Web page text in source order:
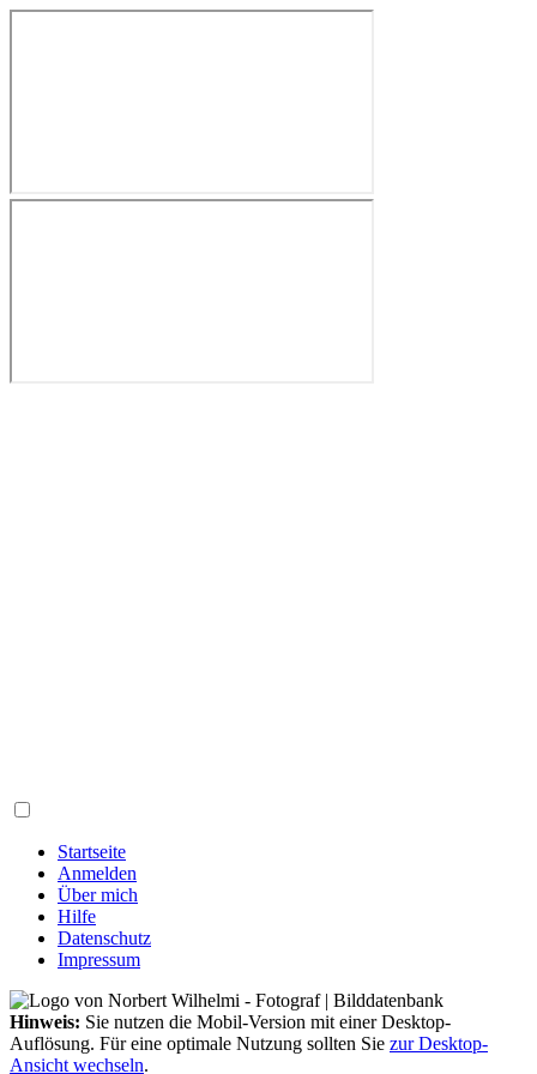
Startseite
Anmelden
Über mich
Hilfe
Datenschutz
Impressum
Hinweis: Sie nutzen die Mobil-Version mit einer Desktop-
Auflösung. Für eine optimale Nutzung sollten Sie zur Desktop-
Ansicht wechseln.